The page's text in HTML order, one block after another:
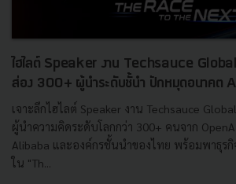
ไฮไลต์ Speaker งาน Techsauce
ส่อง 300+ ผู้นำระดับชั้นำ ปักหมุดอนาคต
เจาะลึกไฮไลต์ Speaker งาน Techsauce
ผู้นำความคิดระดับโลกกว่า 300+ คนจาก
Alibaba และองค์กรชั้นนำของไทย พร้อมพาธุร
ใน "Th...